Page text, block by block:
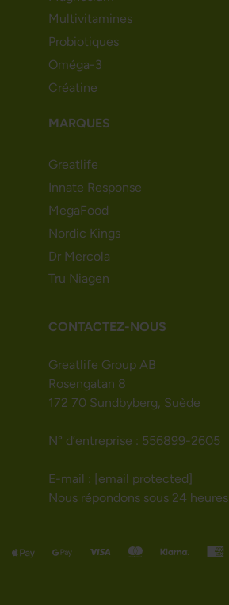
Multivitamines
Probiotiques
Oméga-3
Créatine
MARQUES
Greatlife
Innate Response
MegaFood
Nordic Kings
Dr Mercola
Tru Niagen
CONTACTEZ-NOUS
Greatlife Group AB
Rosengatan 8
172 70 Sundbyberg, Suède
N° d’entreprise : 556899-2605
E-mail : [email protected]
Nous répondons sous 24 heures